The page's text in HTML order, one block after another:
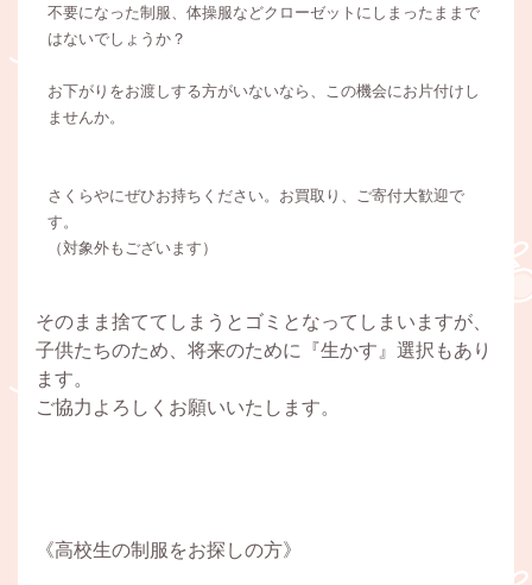
不要になった制服、体操服などクローゼットにしまったままで
はないでしょうか？
お下がりをお渡しする方がいないなら、この機会にお片付けし
ませんか。
さくらやにぜひお持ちください。お買取り、ご寄付大歓迎で
す。
（対象外もございます）
そのまま捨ててしまうとゴミとなってしまいますが、
子供たちのため、将来のために『生かす』選択もあり
ます。
ご協力よろしくお願いいたします。
《高校生の制服をお探しの方》